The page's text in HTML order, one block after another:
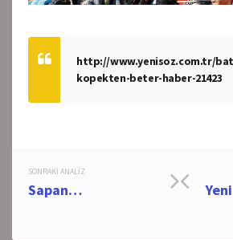
http://www.yenisoz.com.tr/
kopekten-beter-haber-21423
Post
SONRAKI ANALIZ
Sapan…